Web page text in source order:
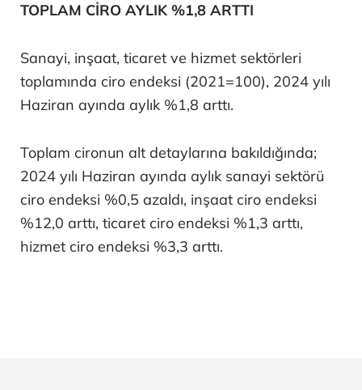
TOPLAM CİRO AYLIK %1,8 ARTTI
Sanayi, inşaat, ticaret ve hizmet sektörleri
toplamında ciro endeksi (2021=100), 2024 yılı
Haziran ayında aylık %1,8 arttı.
Toplam cironun alt detaylarına bakıldığında;
2024 yılı Haziran ayında aylık sanayi sektörü
ciro endeksi %0,5 azaldı, inşaat ciro endeksi
%12,0 arttı, ticaret ciro endeksi %1,3 arttı,
hizmet ciro endeksi %3,3 arttı.